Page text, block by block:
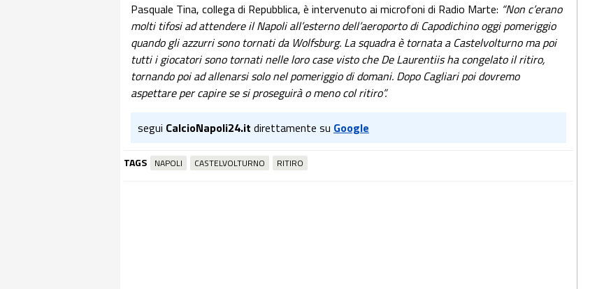
Pasquale Tina, collega di Repubblica, è intervenuto ai microfoni di Radio Marte: “Non c’erano
molti tifosi ad attendere il Napoli all’esterno dell’aeroporto di Capodichino oggi pomeriggio
quando gli azzurri sono tornati da Wolfsburg. La squadra è tornata a Castelvolturno ma poi
tutti i giocatori sono tornati nelle loro case visto che De Laurentiis ha congelato il ritiro,
tornando poi ad allenarsi solo nel pomeriggio di domani. Dopo Cagliari poi dovremo
aspettare per capire se si proseguirà o meno col ritiro”.
segui CalcioNapoli24.it direttamente su Google
TAGS NAPOLI CASTELVOLTURNO RITIRO